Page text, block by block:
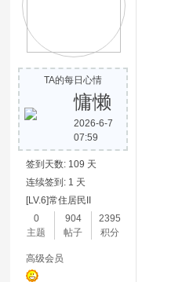
TA的每日心情
慵懒
2026-6-7
07:59
签到天数: 109 天
连续签到: 1 天
[LV.6]常住居民II
0
主题
904
帖子
2395
积分
高级会员